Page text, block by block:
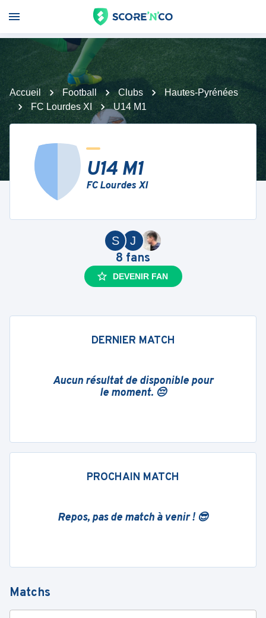
Accueil Football Clubs
Hautes-Pyrénées
FC Lourdes XI
U14 M1
U14 M1
FC Lourdes XI
J
S
8 fans
DEVENIR FAN
DERNIER MATCH
Aucun résultat de disponible pour
le moment. 😔
PROCHAIN MATCH
Repos, pas de match à venir ! 😎
Matchs